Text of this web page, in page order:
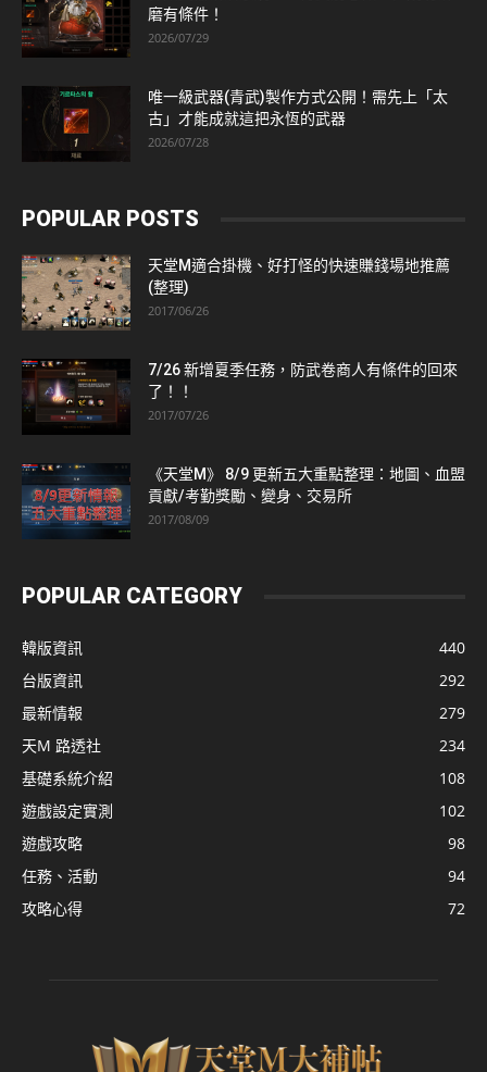
磨有條件！
2026/07/29
唯一級武器(青武)製作方式公開！需先上「太
古」才能成就這把永恆的武器
2026/07/28
POPULAR POSTS
天堂M適合掛機、好打怪的快速賺錢場地推薦
(整理)
2017/06/26
7/26 新增夏季任務，防武卷商人有條件的回來
了！！
2017/07/26
《天堂M》 8/9 更新五大重點整理：地圖、血盟
貢獻/考勤獎勵、變身、交易所
2017/08/09
POPULAR CATEGORY
韓版資訊
440
台版資訊
292
最新情報
279
天M 路透社
234
基礎系統介紹
108
遊戲設定實測
102
遊戲攻略
98
任務、活動
94
攻略心得
72